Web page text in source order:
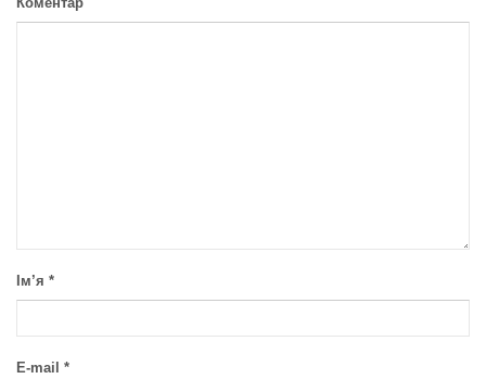
Ім’я *
E-mail *